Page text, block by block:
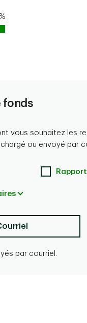
fonds
vous souhaitez les
ou envoyé par
par courriel.